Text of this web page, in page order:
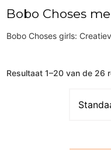
Bobo Choses
Bobo Choses girls:
Resultaat 1–20 van de 26